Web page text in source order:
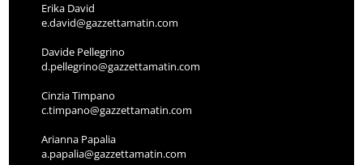
Erika David
e.david@gazzettamatin.com
Davide Pellegrino
d.pellegrino@gazzettamatin.com
Cinzia Timpano
c.timpano@gazzettamatin.com
Arianna Papalia
a.papalia@gazzettamatin.com